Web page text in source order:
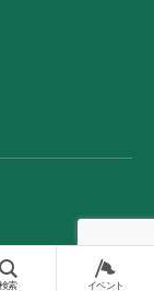
検索 イベント